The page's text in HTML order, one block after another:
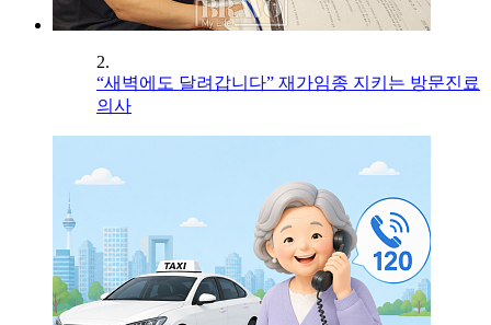
2.
“새벽에도 달려갑니다” 재가임종 지키는 방문진료
의사